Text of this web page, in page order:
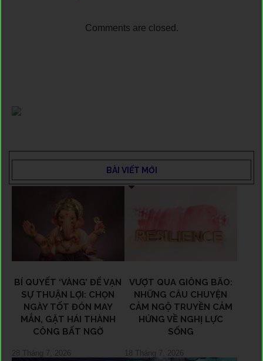
Comments are closed.
BÀI VIẾT MỚI
BÍ QUYẾT ‘VÀNG’ ĐỂ VẠN
SỰ THUẬN LỢI: CHỌN
NGÀY TỐT ĐÓN MAY
MẮN, GẶT HÁI THÀNH
CÔNG BẤT NGỜ
28 Tháng 7, 2026
VƯỢT QUA GIÔNG BÃO:
NHỮNG CÂU CHUYỆN
CẢM NGỘ TRUYỀN CẢM
HỨNG VỀ NGHỊ LỰC
SỐNG
18 Tháng 7, 2026